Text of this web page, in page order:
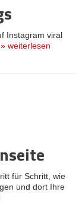
Instagram viral
» weiterlesen
für Schritt, wie
und dort Ihre